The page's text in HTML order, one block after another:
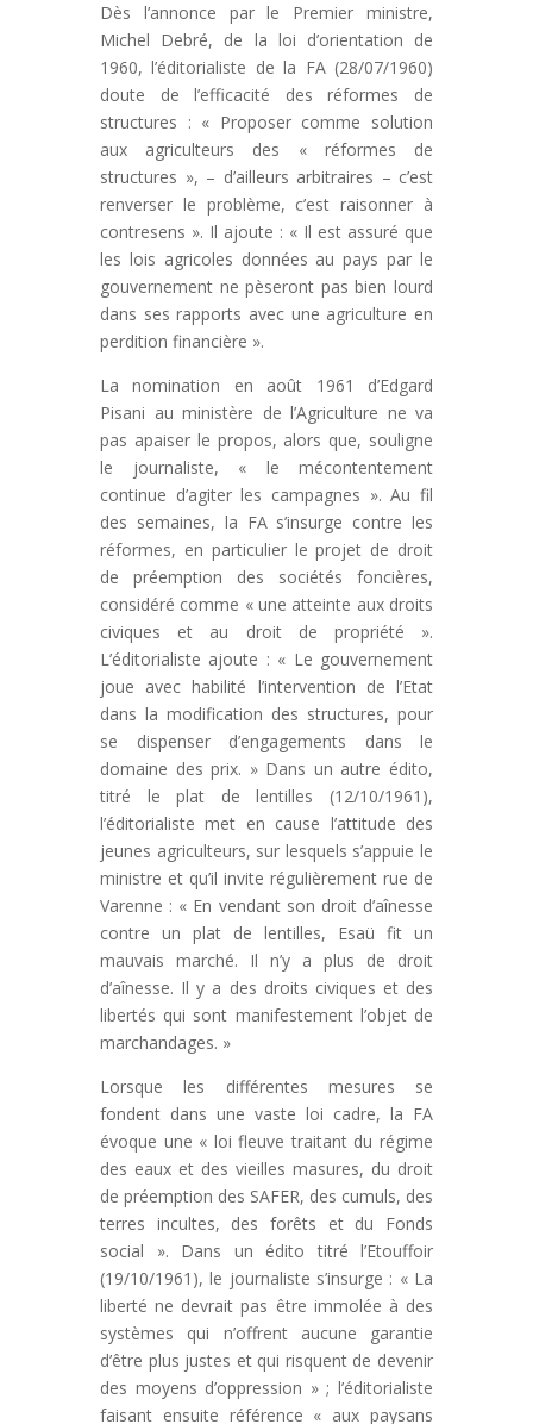
Dès l’annonce par le Premier ministre,
Michel Debré, de la loi d’orientation de
1960, l’éditorialiste de la FA (28/07/1960)
doute de l’efficacité des réformes de
structures : « Proposer comme solution
aux agriculteurs des « réformes de
structures », – d’ailleurs arbitraires – c’est
renverser le problème, c’est raisonner à
contresens ». Il ajoute : « Il est assuré que
les lois agricoles données au pays par le
gouvernement ne pèseront pas bien lourd
dans ses rapports avec une agriculture en
perdition financière ».
La nomination en août 1961 d’Edgard
Pisani au ministère de l’Agriculture ne va
pas apaiser le propos, alors que, souligne
le journaliste, « le mécontentement
continue d’agiter les campagnes ». Au fil
des semaines, la FA s’insurge contre les
réformes, en particulier le projet de droit
de préemption des sociétés foncières,
considéré comme « une atteinte aux droits
civiques et au droit de propriété ».
L’éditorialiste ajoute : « Le gouvernement
joue avec habilité l’intervention de l’Etat
dans la modification des structures, pour
se dispenser d’engagements dans le
domaine des prix. » Dans un autre édito,
titré le plat de lentilles (12/10/1961),
l’éditorialiste met en cause l’attitude des
jeunes agriculteurs, sur lesquels s’appuie le
ministre et qu’il invite régulièrement rue de
Varenne : « En vendant son droit d’aînesse
contre un plat de lentilles, Esaü fit un
mauvais marché. Il n’y a plus de droit
d’aînesse. Il y a des droits civiques et des
libertés qui sont manifestement l’objet de
marchandages. »
Lorsque les différentes mesures se
fondent dans une vaste loi cadre, la FA
évoque une « loi fleuve traitant du régime
des eaux et des vieilles masures, du droit
de préemption des SAFER, des cumuls, des
terres incultes, des forêts et du Fonds
social ». Dans un édito titré l’Etouffoir
(19/10/1961), le journaliste s’insurge : « La
liberté ne devrait pas être immolée à des
systèmes qui n’offrent aucune garantie
d’être plus justes et qui risquent de devenir
des moyens d’oppression » ; l’éditorialiste
faisant ensuite référence « aux paysans